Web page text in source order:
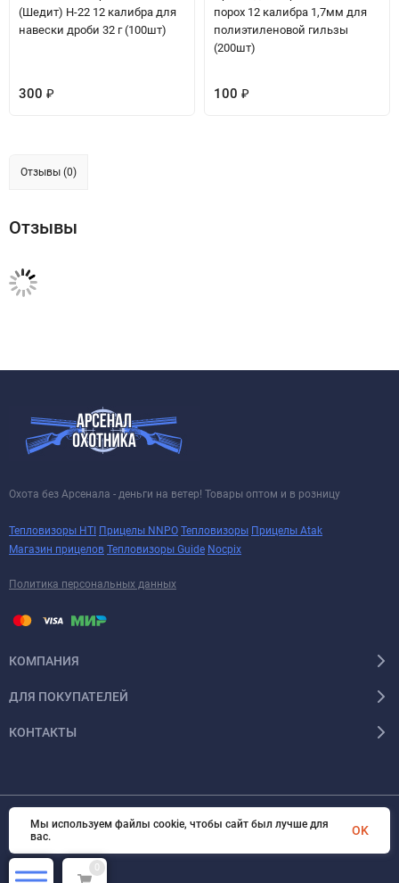
(Шедит) H-22 12 калибра для
навески дроби 32 г (100шт)
300 ₽
порох 12 калибра 1,7мм для
полиэтиленовой гильзы
(200шт)
100 ₽
Отзывы (0)
Отзывы
Охота без Арсенала - деньги на ветер! Товары оптом и в розницу
Тепловизоры HTI Прицелы NNPO Тепловизоры Прицелы Atak
Магазин прицелов Тепловизоры Guide Nocpix
Политика персональных данных
КОМПАНИЯ
ДЛЯ ПОКУПАТЕЛЕЙ
КОНТАКТЫ
Тепловизоры Pulsar© 2026 Арсенал Охотника ру. Все права защищены
0
Мы используем файлы cookie, чтобы сайт был лучше для
вас.
OK